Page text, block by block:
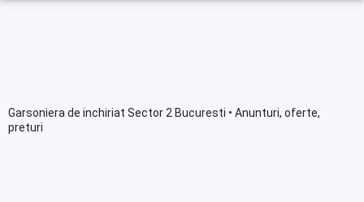
Garsoniera de inchiriat Sector 2 Bucuresti • Anunturi, oferte,
preturi